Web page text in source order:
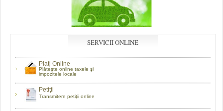
SERVICII ONLINE
Plaţi Online
Plăteşte online taxele şi
impozitele locale
Petiţii
Transmitere petiţii online